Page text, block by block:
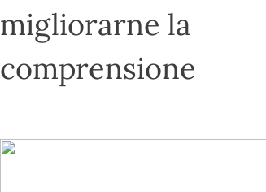
migliorarne la
comprensione